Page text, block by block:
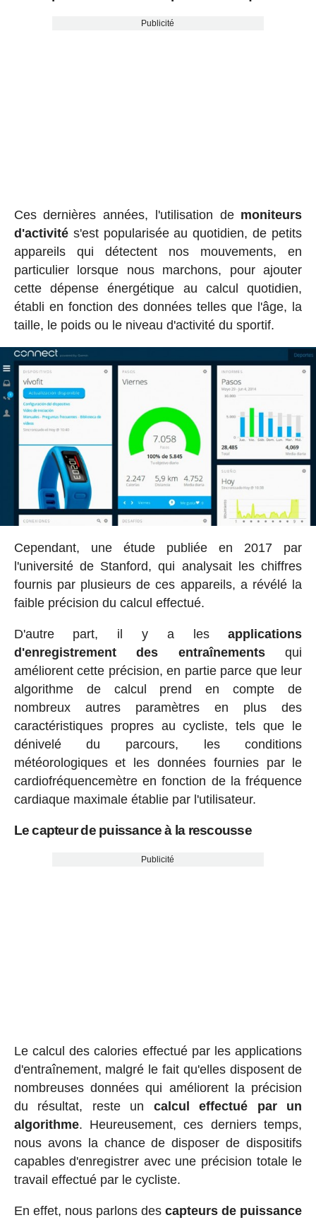
Publicité
Ces dernières années, l'utilisation de moniteurs
d'activités'est popularisée au quotidien, de petits
appareils qui détectent nos mouvements, en
particulier lorsque nous marchons, pour ajouter
cette dépense énergétique au calcul quotidien,
établi en fonction des données telles que l'âge, la
taille, le poids ou le niveau d'activité du sportif.
Cependant, une étude publiée en 2017 par
l'université de Stanford, qui analysait les chiffres
fournis par plusieurs de ces appareils, a révélé la
faible précision du calcul effectué.
D'autre part, il y a lesapplications
d'enregistrement des entraînementsqui
améliorent cette précision, en partie parce que leur
algorithme de calcul prend en compte de
nombreux autres paramètres en plus des
caractéristiques propres au cycliste, tels que le
dénivelé du parcours, les conditions
météorologiques et les données fournies par le
cardiofréquencemètre en fonction de la fréquence
cardiaque maximale établie par l'utilisateur.
Le capteur de puissance à la rescousse
Publicité
Le calcul des calories effectué par les applications
d'entraînement, malgré le fait qu'elles disposent de
nombreuses données qui améliorent la précision
du résultat, reste un calcul effectué par un
algorithme. Heureusement, ces derniers temps,
nous avons la chance de disposer de dispositifs
capables d'enregistrer avec une précision totale le
travail effectué par le cycliste.
En effet, nous parlons descapteurs de puissance